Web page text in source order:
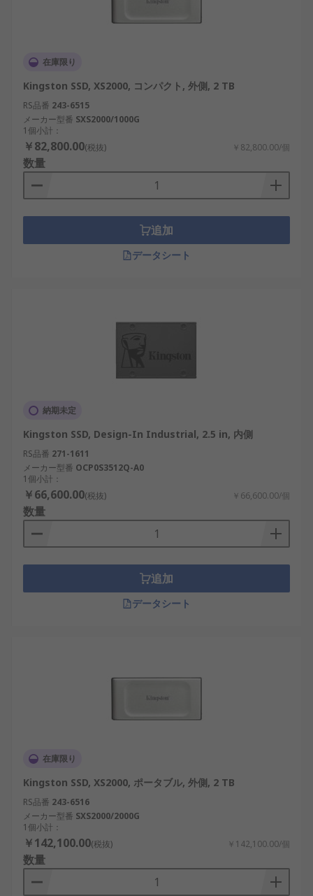
在庫限り
Kingston SSD, XS2000, コンパクト, 外側, 2 TB
RS品番 243-6515
メーカー型番 SXS2000/1000G
1個小計：
￥82,800.00(税抜) ￥82,800.00/個
数量
追加
データシート
納期未定
Kingston SSD, Design-In Industrial, 2.5 in, 内側
RS品番 271-1611
メーカー型番 OCP0S3512Q-A0
1個小計：
￥66,600.00(税抜) ￥66,600.00/個
数量
追加
データシート
在庫限り
Kingston SSD, XS2000, ポータブル, 外側, 2 TB
RS品番 243-6516
メーカー型番 SXS2000/2000G
1個小計：
￥142,100.00(税抜) ￥142,100.00/個
数量